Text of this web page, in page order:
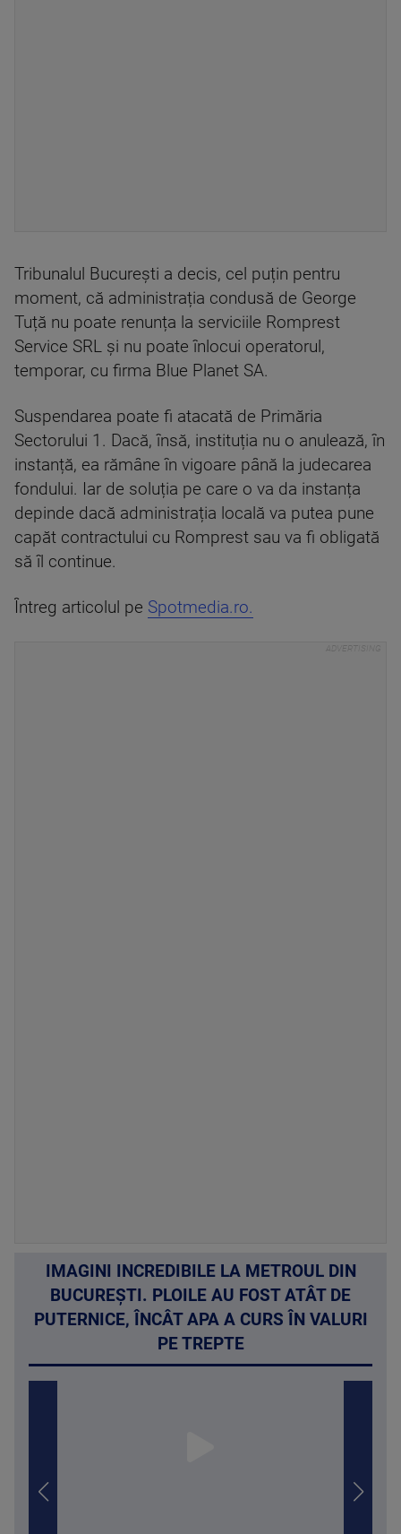
Tribunalul București a decis, cel puțin pentru
moment, că administrația condusă de George
Tuță nu poate renunța la serviciile Romprest
Service SRL și nu poate înlocui operatorul,
temporar, cu firma Blue Planet SA.
Suspendarea poate fi atacată de Primăria
Sectorului 1. Dacă, însă, instituția nu o anulează, în
instanță, ea rămâne în vigoare până la judecarea
fondului. Iar de soluția pe care o va da instanța
depinde dacă administrația locală va putea pune
capăt contractului cu Romprest sau va fi obligată
să îl continue.
Întreg articolul pe Spotmedia.ro.
IMAGINI INCREDIBILE LA METROUL DIN
BUCUREȘTI. PLOILE AU FOST ATÂT DE
PUTERNICE, ÎNCÂT APA A CURS ÎN VALURI
PE TREPTE